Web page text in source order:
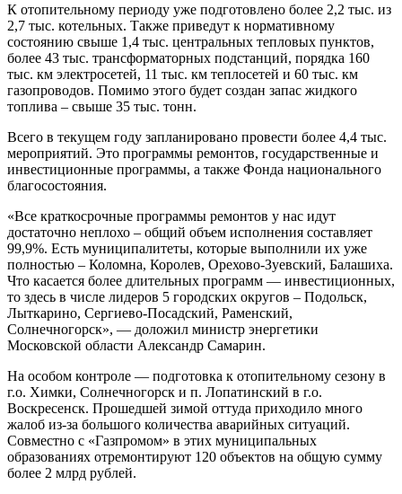
К отопительному периоду уже подготовлено более 2,2 тыс. из
2,7 тыс. котельных. Также приведут к нормативному
состоянию свыше 1,4 тыс. центральных тепловых пунктов,
более 43 тыс. трансформаторных подстанций, порядка 160
тыс. км электросетей, 11 тыс. км теплосетей и 60 тыс. км
газопроводов. Помимо этого будет создан запас жидкого
топлива – свыше 35 тыс. тонн.
Всего в текущем году запланировано провести более 4,4 тыс.
мероприятий. Это программы ремонтов, государственные и
инвестиционные программы, а также Фонда национального
благосостояния.
«Все краткосрочные программы ремонтов у нас идут
достаточно неплохо – общий объем исполнения составляет
99,9%. Есть муниципалитеты, которые выполнили их уже
полностью – Коломна, Королев, Орехово-Зуевский, Балашиха.
Что касается более длительных программ — инвестиционных,
то здесь в числе лидеров 5 городских округов – Подольск,
Лыткарино, Сергиево-Посадский, Раменский,
Солнечногорск», — доложил министр энергетики
Московской области Александр Самарин.
На особом контроле — подготовка к отопительному сезону в
г.о. Химки, Солнечногорск и п. Лопатинский в г.о.
Воскресенск. Прошедшей зимой оттуда приходило много
жалоб из-за большого количества аварийных ситуаций.
Совместно с «Газпромом» в этих муниципальных
образованиях отремонтируют 120 объектов на общую сумму
более 2 млрд рублей.